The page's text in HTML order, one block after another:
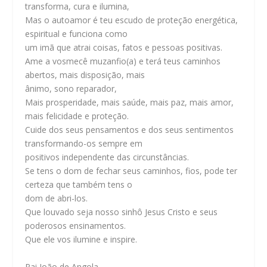
transforma, cura e ilumina,
Mas o autoamor é teu escudo de proteção energética,
espiritual e funciona como
um imã que atrai coisas, fatos e pessoas positivas.
Ame a vosmecê muzanfio(a) e terá teus caminhos
abertos, mais disposição, mais
ânimo, sono reparador,
Mais prosperidade, mais saúde, mais paz, mais amor,
mais felicidade e proteção.
Cuide dos seus pensamentos e dos seus sentimentos
transformando-os sempre em
positivos independente das circunstâncias.
Se tens o dom de fechar seus caminhos, fios, pode ter
certeza que também tens o
dom de abri-los.
Que louvado seja nosso sinhô Jesus Cristo e seus
poderosos ensinamentos.
Que ele vos ilumine e inspire.